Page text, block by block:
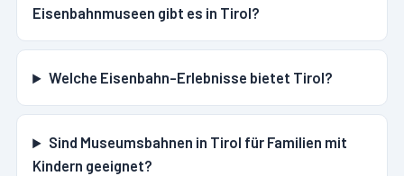
Eisenbahnmuseen gibt es in Tirol?
Welche Eisenbahn-Erlebnisse bietet Tirol?
Sind Museumsbahnen in Tirol für Familien mit
Kindern geeignet?